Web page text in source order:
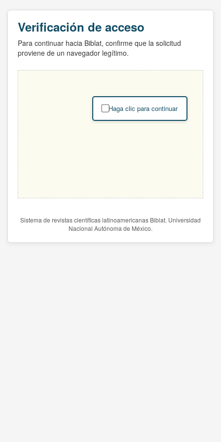
Verificación de acceso
Para continuar hacia Biblat, confirme que la solicitud
proviene de un navegador legítimo.
Haga clic para continuar
Sistema de revistas científicas latinoamericanas Biblat. Universidad
Nacional Autónoma de México.